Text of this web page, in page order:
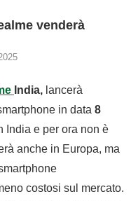
venderà
India, lancerà
in data 8
India e per ora non è
anche in Europa, ma
costosi sul mercato.